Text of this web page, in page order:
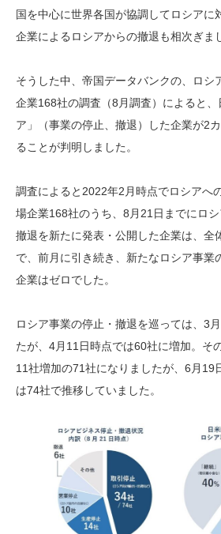
国を中心に世界各国が協調してロシアに
企業によるロシアからの撤退も相次ぎま
そうした中、帝国データバンクの、ロシ
企業168社の調査（8月調査）によると
ア」（事業の停止、撤退）した企業が2
ることが判明しました。
調査によると2022年2月時点でロシアへ
場企業168社のうち、8月21日までにロシ
撤退を新たに発表・公開した企業は、全
で、前月に引き続き、新たなロシア事業
企業はゼロでした。
ロシア事業の停止・撤退を巡っては、3
たが、4月11日時点では60社に増加。そ
11社増加の71社になりましたが、6月19
は74社で推移していました。